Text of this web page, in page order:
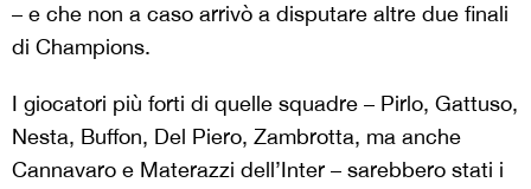
– e che non a caso arrivò a disputare altre due finali
di Champions.
I giocatori più forti di quelle squadre – Pirlo, Gattuso,
Nesta, Buffon, Del Piero, Zambrotta, ma anche
Cannavaro e Materazzi dell’Inter – sarebbero stati i